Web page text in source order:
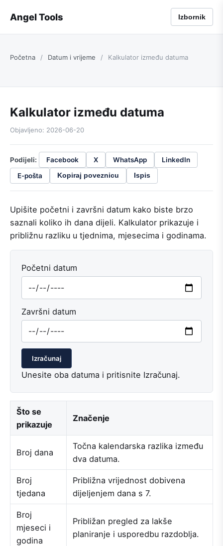
Angel Tools Izbornik
Početna / Datum i vrijeme / Kalkulator između datuma
Kalkulator između datuma
Objavljeno: 2026-06-20
Podijeli: Facebook X WhatsApp
LinkedIn
E-pošta
Kopiraj poveznicu Ispis
Upišite početni i završni datum kako biste brzo
saznali koliko ih dana dijeli. Kalkulator prikazuje i
približnu razliku u tjednima, mjesecima i godinama.
Početni datum
Završni datum
Izračunaj
Unesite oba datuma i pritisnite Izračunaj.
Što se
prikazuje
Značenje
Broj dana
Točna kalendarska razlika između
dva datuma.
Broj
tjedana
Približna vrijednost dobivena
dijeljenjem dana s 7.
Broj
mjeseci i
godina
Približan pregled za lakše
planiranje i usporedbu razdoblja.